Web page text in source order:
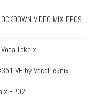
VIDEO MIX EP09
VF by VocalTeknix
EP02